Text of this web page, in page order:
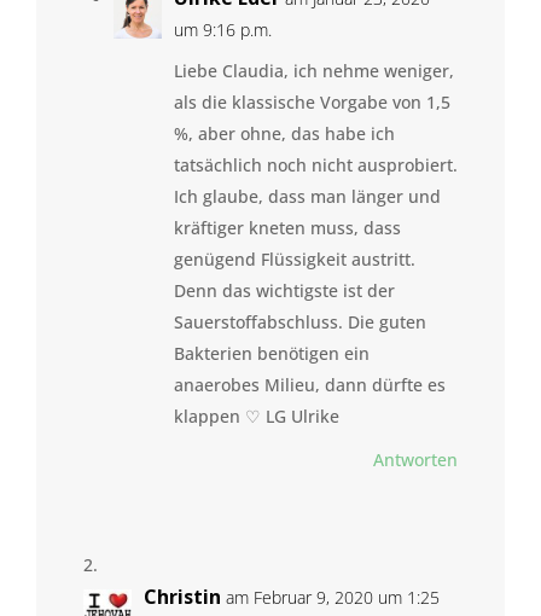
um 9:16 p.m.
Liebe Claudia, ich nehme weniger,
als die klassische Vorgabe von 1,5
%, aber ohne, das habe ich
tatsächlich noch nicht ausprobiert.
Ich glaube, dass man länger und
kräftiger kneten muss, dass
genügend Flüssigkeit austritt.
Denn das wichtigste ist der
Sauerstoffabschluss. Die guten
Bakterien benötigen ein
anaerobes Milieu, dann dürfte es
klappen ♡ LG Ulrike
Antworten
Christin am Februar 9, 2020 um 1:25